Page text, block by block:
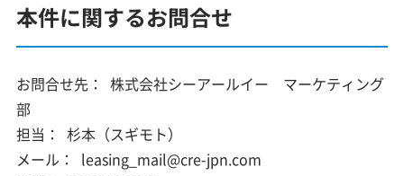
本件に関するお問合せ
お問合せ先：
株式会社シーアールイー マーケティング
部
担当：
杉本（スギモト）
メール：
leasing_mail@cre-jpn.com